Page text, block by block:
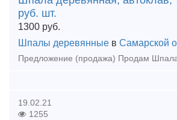
руб. шт.
1300 руб.
Шпалы деревянные в Самарской
19.02.21
1255